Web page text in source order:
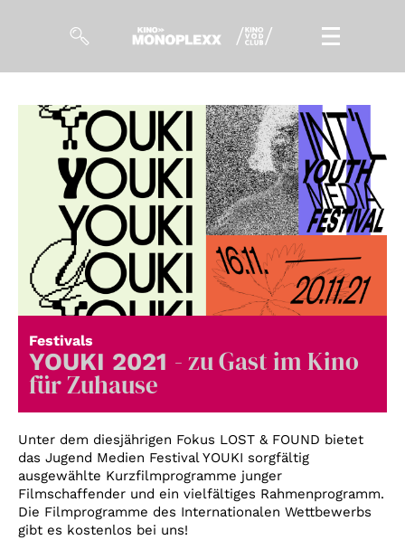
Filme
Magazin
Kuratierungen
Events
So geht’s
Filmpakete
Gutscheine
& Filmpässe
Account
Suche
Festivals
YOUKI 2021 - zu Gast im Kino
für Zuhause
Unter dem diesjährigen Fokus LOST & FOUND bietet
das Jugend Medien Festival YOUKI sorgfältig
ausgewählte Kurzfilmprogramme junger
Filmschaffender und ein vielfältiges Rahmenprogramm.
Die Filmprogramme des Internationalen Wettbewerbs
gibt es kostenlos bei uns!